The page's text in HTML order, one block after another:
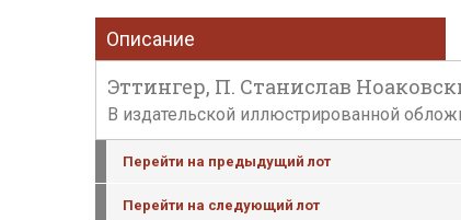
Описание
Эттингер, П. Станислав
В издательской иллюстрированной
Перейти на предыдущий лот
Перейти на следующий лот